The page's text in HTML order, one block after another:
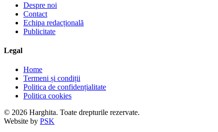
Despre noi
Contact
Echipa redacțională
Publicitate
Legal
Home
Termeni și condiții
Politica de confidențialitate
Politica cookies
© 2026 Harghita. Toate drepturile rezervate.
Website by PSK